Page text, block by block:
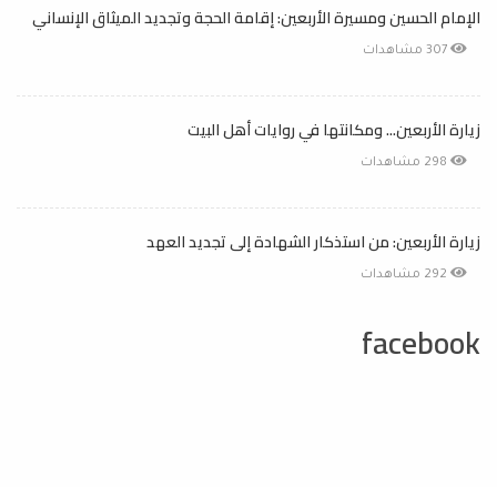
الإمام الحسين ومسيرة الأربعين: إقامة الحجة وتجديد الميثاق الإنساني
زيارة الأربعين... ومكانتها في روايات أهل البيت
زيارة الأربعين: من استذكار الشهادة إلى تجديد العهد
facebook